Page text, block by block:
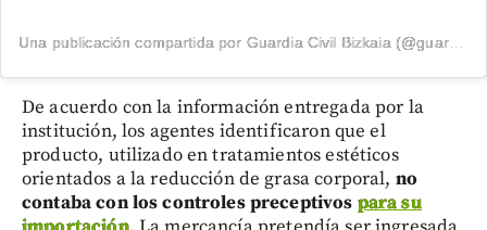
Una publicación compartida por Guardia Civil Bizkaia (@guardiacivilbizkaia)
De acuerdo con la información entregada por la
institución, los agentes identificaron que el
producto, utilizado en tratamientos estéticos
orientados a la reducción de grasa corporal, no
contaba con los controles preceptivos para su